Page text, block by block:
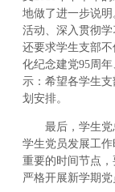
地做了进一步说
活动、深入贯彻
还要求学生支部
化纪念建党95周
示：希望各学生
划安排。
最后，学生
学生党员发展工
重要的时间节点
严格开展新学期党